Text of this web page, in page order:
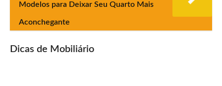
Modelos para Deixar Seu Quarto Mais
Aconchegante
Dicas de Mobiliário